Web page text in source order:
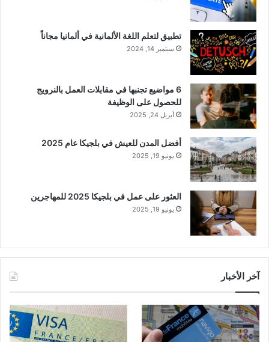
تطبيق لتعلم اللغة الألمانية في ألمانيا مجاناً
سبتمبر 14, 2024
6 مواضيع تجنبها في مقابلات العمل بالنرويج
للحصول على الوظيفة
أبريل 24, 2025
أفضل المدن للعيش في بلجيكا عام 2025
يونيو 19, 2025
العثور على عمل في بلجيكا 2025 للمهاجرين
يونيو 19, 2025
آخر الأخبار